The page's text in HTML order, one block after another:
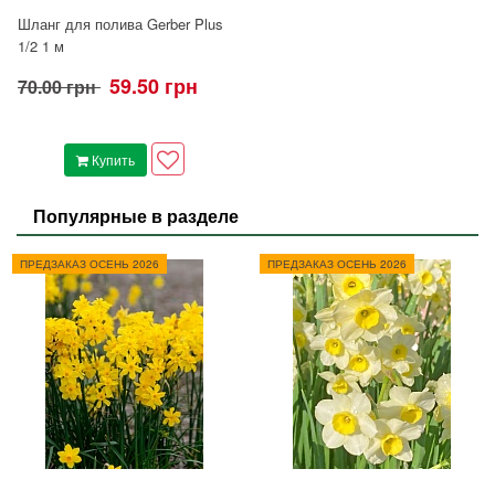
Шланг для полива Gerber Plus
1/2 1 м
70.00 грн 59.50 грн
Купить
Популярные в разделе
ПРЕДЗАКАЗ ОСЕНЬ 2026 ПРЕДЗАКАЗ ОСЕНЬ 2026